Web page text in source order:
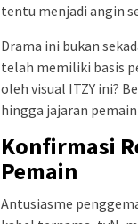
tentu menjadi angin
Drama ini bukan
telah memiliki basis
oleh visual ITZY ini?
hingga jajaran
Konfirmasi
Pemain
Antusiasme